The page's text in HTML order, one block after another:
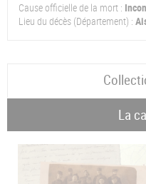
Cause officielle de la mort :
Lieu du décès (Département) :
La